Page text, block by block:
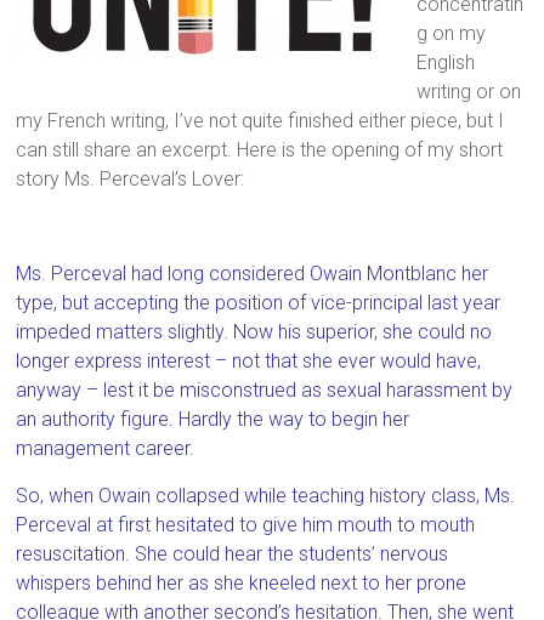
g on my
English
writing or on
my French writing, I’ve not quite finished either piece, but I
can still share an excerpt. Here is the opening of my short
story Ms. Perceval’s Lover:
Ms. Perceval had long considered Owain Montblanc her
type, but accepting the position of vice-principal last year
impeded matters slightly. Now his superior, she could no
longer express interest – not that she ever would have,
anyway – lest it be misconstrued as sexual harassment by
an authority figure. Hardly the way to begin her
management career.
So, when Owain collapsed while teaching history class, Ms.
Perceval at first hesitated to give him mouth to mouth
resuscitation. She could hear the students’ nervous
whispers behind her as she kneeled next to her prone
colleague with another second’s hesitation. Then, she went